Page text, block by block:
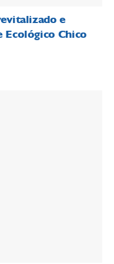
e
Ecológico Chico